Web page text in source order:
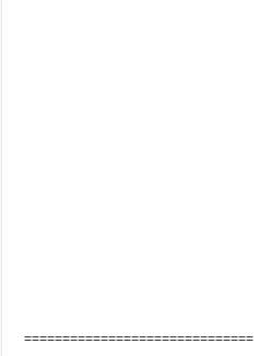
==============================